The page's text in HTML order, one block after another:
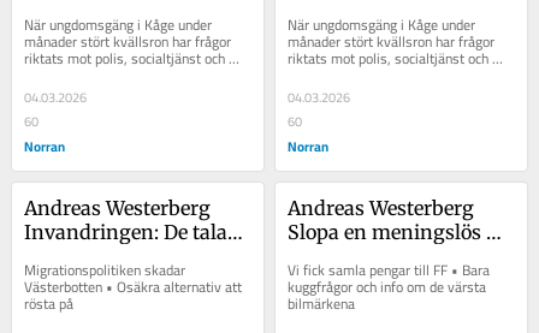
När ungdomsgäng i Kåge under
månader stört kvällsron har frågor
riktats mot polis, socialtjänst och
fritidsgård. Men mitt i jakt på
ansvar...
04.03.2026
60
Norran
När ungdomsgäng i Kåge under
månader stört kvällsron har frågor
riktats mot polis, socialtjänst och
fritidsgård. Men mitt i jakt på
ansvar...
04.03.2026
60
Norran
Andreas Westerberg
Invandringen: De talar
i hårdhet
Migrationspolitiken skadar
Västerbotten • Osäkra alternativ att
rösta på
Andreas Westerberg
Slopa en meningslös
riktigt
Vi fick samla pengar till FF • Bara
kuggfrågor och info om de värsta
bilmärkena